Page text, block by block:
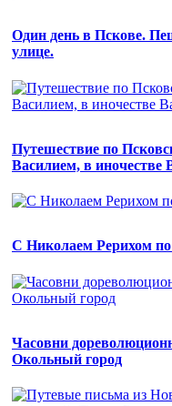
Один день в Пскове.
улице.
Путешествие по
Василием, в иночестве
С Николаем Рерихом
Часовни
Окольный город